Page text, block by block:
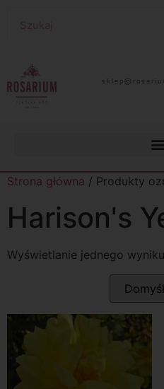
Strona główna / Produkty
Harison's
Wyświetlanie jednego wyniku